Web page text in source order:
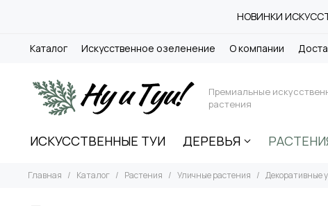
НОВИНКИ
Каталог Искусственное озеленение О компании
Премиальные
растения
ИСКУССТВЕННЫЕ ТУИ ДЕРЕВЬЯ
Главная Каталог Растения Уличные растения Декоративные